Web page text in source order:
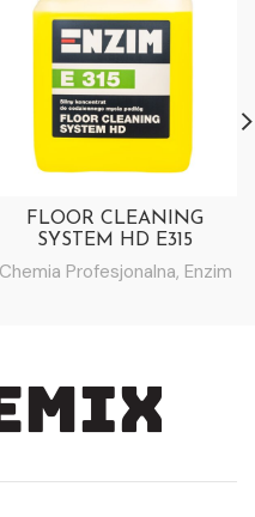
FLOOR CLEANING
SYSTEM HD E315
Chemia Profesjonalna, Enzim